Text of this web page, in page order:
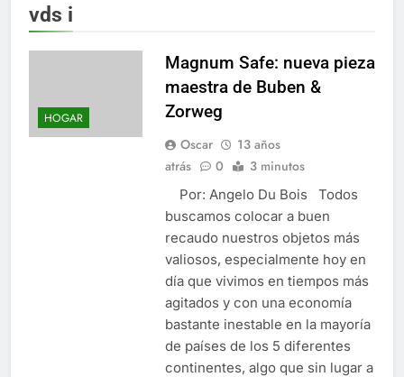
vds i
HOGAR
Magnum Safe: nueva pieza
maestra de Buben &
Zorweg
Oscar
13 años
atrás
0 3 minutos
Por: Angelo Du Bois Todos
buscamos colocar a buen
recaudo nuestros objetos más
valiosos, especialmente hoy en
día que vivimos en tiempos más
agitados y con una economía
bastante inestable en la mayoría
de países de los 5 diferentes
continentes, algo que sin lugar a